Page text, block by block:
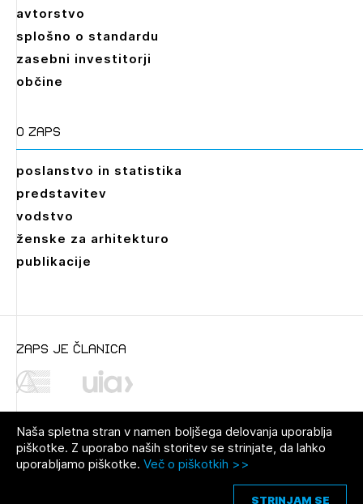
avtorstvo
splošno o standardu
zasebni investitorji
občine
O zaps
poslanstvo in statistika
predstavitev
vodstvo
ženske za arhitekturo
publikacije
zaps je članica
© 2021 Zbornica za arhitekturo in
Pravno obvestilo
Piškotki
Naša spletna stran v namen boljšega delovanja uporablja
piškotke. Z uporabo naših storitev se strinjate, da lahko
uporabljamo piškotke. Več o piškotkih >>
STRINJAM SE